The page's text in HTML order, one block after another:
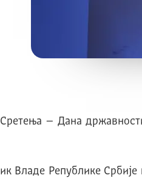
– Дана
Владе Републике